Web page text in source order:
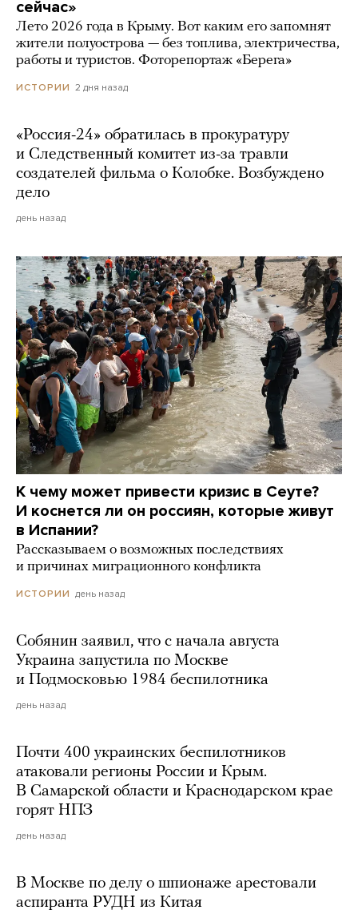
сейчас»
Лето 2026 года в Крыму. Вот каким его запомнят
жители полуострова — без топлива, электричества,
работы и туристов. Фоторепортаж «Берега»
ИСТОРИИ 2 дня назад
«Россия-24» обратилась в прокуратуру
и Следственный комитет из-за травли
создателей фильма о Колобке. Возбуждено
дело
день назад
К чему может привести кризис в Сеуте?
И коснется ли он россиян, которые живут
в Испании?
Рассказываем о возможных последствиях
и причинах миграционного конфликта
ИСТОРИИ день назад
Собянин заявил, что с начала августа
Украина запустила по Москве
и Подмосковью 1984 беспилотника
день назад
Почти 400 украинских беспилотников
атаковали регионы России и Крым.
В Самарской области и Краснодарском крае
горят НПЗ
день назад
В Москве по делу о шпионаже арестовали
аспиранта РУДН из Китая